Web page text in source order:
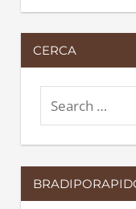
CERCA
e
a
r
c